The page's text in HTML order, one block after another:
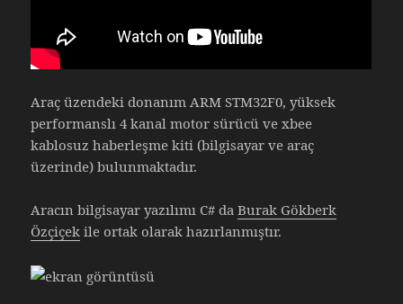
Araç üzendeki donanım ARM STM32F0, yüksek
performanslı 4 kanal motor sürücü ve xbee
kablosuz haberleşme kiti (bilgisayar ve araç
üzerinde) bulunmaktadır.
Aracın bilgisayar yazılımı C# daBurak Gökberk
Özçiçek ile ortak olarak hazırlanmıştır.